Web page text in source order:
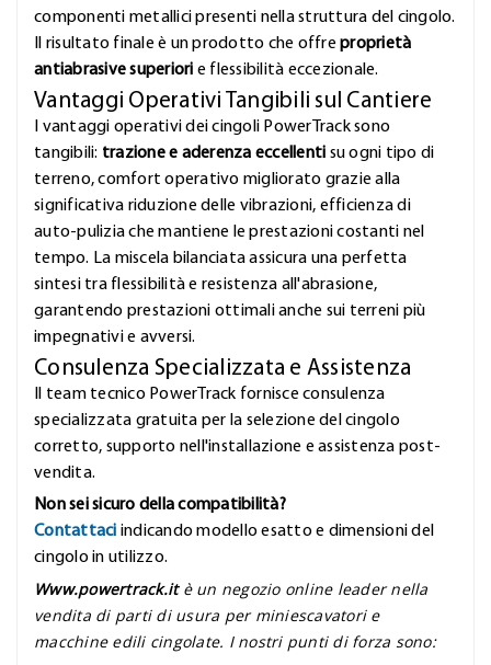
componenti metallici presenti nella struttura del cingolo.
Il risultato finale è un prodotto che offreproprietà
antiabrasive superiori e flessibilità eccezionale.
Vantaggi Operativi Tangibili sul Cantiere
I vantaggi operativi dei cingoli PowerTrack sono
tangibili: trazione e aderenza eccellenti su ogni tipo di
terreno, comfort operativo migliorato grazie alla
significativa riduzione delle vibrazioni, efficienza di
auto-pulizia che mantiene le prestazioni costanti nel
tempo. La miscela bilanciata assicura una perfetta
sintesi tra flessibilità e resistenza all'abrasione,
garantendo prestazioni ottimali anche sui terreni più
impegnativi e avversi.
Consulenza Specializzata e Assistenza
Il team tecnico PowerTrack fornisce consulenza
specializzata gratuita per la selezione del cingolo
corretto, supporto nell'installazione e assistenza post-
vendita.
Non sei sicuro della compatibilità?
Contattaci indicando modello esatto e dimensioni del
cingolo in utilizzo.
Www.powertrack.it è un negozio online leader nella
vendita di parti di usura per miniescavatori e
macchine edili cingolate. I nostri punti di forza sono: